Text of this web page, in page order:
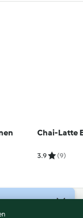
Chai-Latte
3.9 (9)